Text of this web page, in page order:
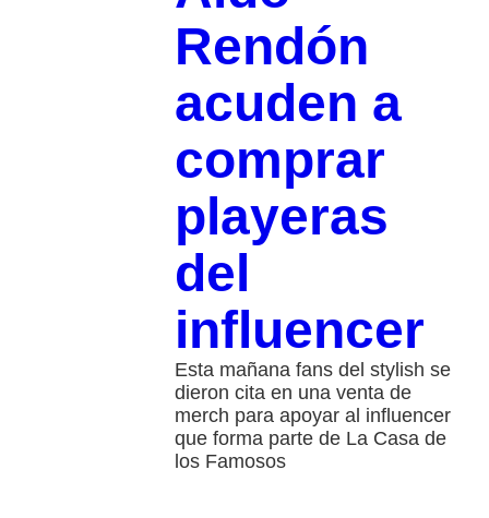
Rendón
acuden a
comprar
playeras
del
influencer
Esta mañana fans del stylish se
dieron cita en una venta de
merch para apoyar al influencer
que forma parte de La Casa de
los Famosos